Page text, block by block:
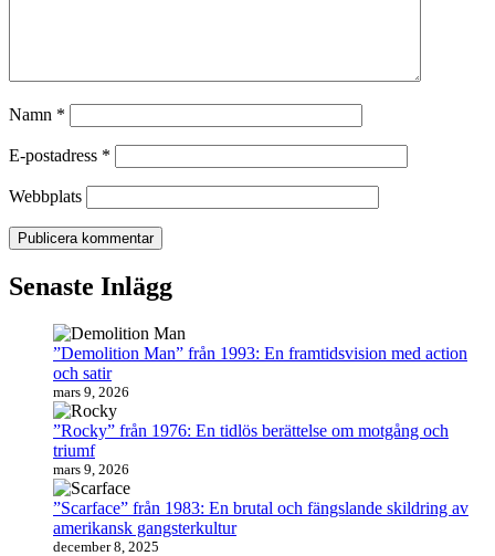
Namn *
E-postadress *
Webbplats
Senaste Inlägg
”Demolition Man” från 1993: En framtidsvision med action
och satir
mars 9, 2026
”Rocky” från 1976: En tidlös berättelse om motgång och
triumf
mars 9, 2026
”Scarface” från 1983: En brutal och fängslande skildring av
amerikansk gangsterkultur
december 8, 2025